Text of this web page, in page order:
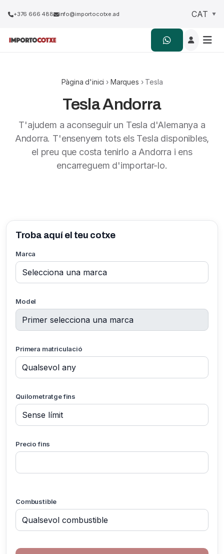
+376 666 488 info@importocotxe.ad
Pàgina d'inici › Marques › Tesla
Tesla Andorra
T'ajudem a aconseguir un Tesla d'Alemanya a
Andorra. T'ensenyem tots els Tesla disponibles,
el preu que costa tenirlo a Andorra i ens
encarreguem d'importar-lo.
Troba aquí el teu cotxe
Marca
Model
Primera matriculació
Quilometratge fins
Precio fins
Combustible